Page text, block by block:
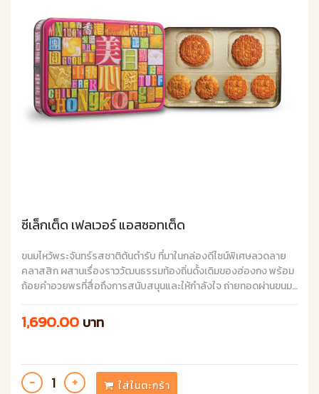
ซีเล็กเต็ด เฟลเวอร์ แอสซอทเต็ด
ขนมไหว้พระจันทร์รสชาติต้นตำรับ ที่มาในกล่องดีไซน์พิเศษลวดลาย
คลาสสิก ผสานเรื่องราววัฒนธรรมท้องถิ่นดั้งเดิมของฮ่องกง พร้อม
ถ้อยคำอวยพรที่สื่อถึงการสนับสนุนและให้กำลังใจ ถ่ายทอดผ่านขนม
ไหว้พระจันทร์ MX กล่องนี้อย่างประณีต จึงเป็นอีกหนึ่งชุดของขวัญที่
ไม่ควรพลาดในช่วงเทศกาลไหว้พระจันทร์
1,690.00 บาท
ใส่ในตะกร้า